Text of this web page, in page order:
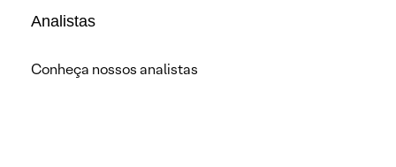
Analistas
Conheça nossos analistas